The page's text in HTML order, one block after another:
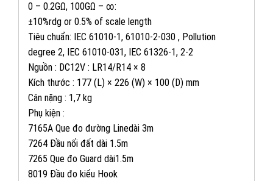
0 – 0.2GΩ, 100GΩ – ∞:
±10%rdg or 0.5% of scale length
Tiêu chuẩn: IEC 61010-1, 61010-2-030 , Pollution
degree 2, IEC 61010-031, IEC 61326-1, 2-2
Nguồn : DC12V : LR14/R14 × 8
Kích thước : 177 (L) × 226 (W) × 100 (D) mm
Cân nặng : 1,7 kg
Phụ kiện :
7165A Que đo đường Linedài 3m
7264 Đầu nối đất dài 1.5m
7265 Que đo Guard dài1.5m
8019 Đầu đo kiểu Hook
KINH DOANH 2:
KINH DOANH 3: